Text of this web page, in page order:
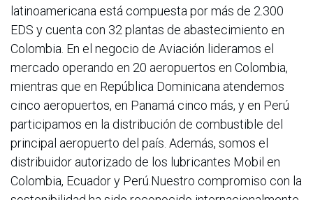
latinoamericana está compuesta por más de 2.300
EDS y cuenta con 32 plantas de abastecimiento en
Colombia. En el negocio de Aviación lideramos el
mercado operando en 20 aeropuertos en Colombia,
mientras que en República Dominicana atendemos
cinco aeropuertos, en Panamá cinco más, y en Perú
participamos en la distribución de combustible del
principal aeropuerto del país. Además, somos el
distribuidor autorizado de los lubricantes Mobil en
Colombia, Ecuador y Perú.Nuestro compromiso con la